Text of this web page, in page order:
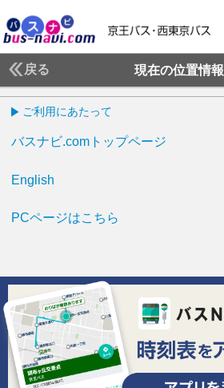
戻る 現在の位置情報
ご利用にあたって
バスナビ.comトップページ
English
PCページはこちら